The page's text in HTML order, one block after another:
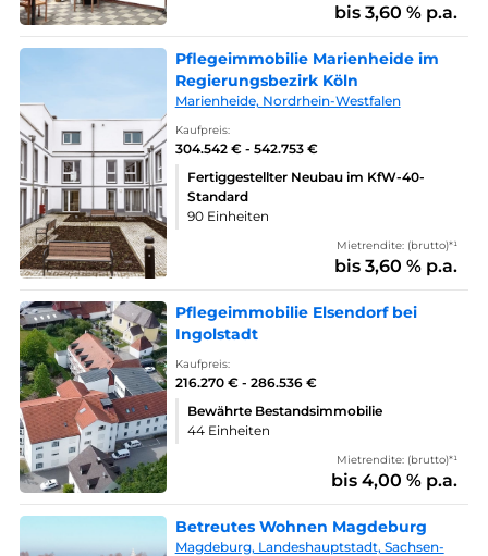
bis 3,60 % p.a.
Pflegeimmobilie Marienheide im
Regierungsbezirk Köln
Marienheide, Nordrhein-Westfalen
Kaufpreis:
304.542 € - 542.753 €
Fertiggestellter Neubau im KfW-40-
Standard
90 Einheiten
Mietrendite: (brutto)*¹
bis 3,60 % p.a.
Pflegeimmobilie Elsendorf bei
Ingolstadt
Kaufpreis:
216.270 € - 286.536 €
Bewährte Bestandsimmobilie
44 Einheiten
Mietrendite: (brutto)*¹
bis 4,00 % p.a.
Betreutes Wohnen Magdeburg
Magdeburg, Landeshauptstadt, Sachsen-